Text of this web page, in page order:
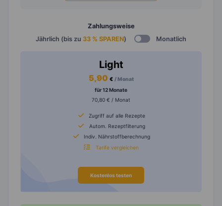
Zahlungsweise
Jährlich (bis zu 33 % SPAREN) Monatlich
Light
5,90 € / Monat
für 12 Monate
70,80 € / Monat
Zugriff auf alle Rezepte
Autom. Rezeptfilterung
Indiv. Nährstoffberechnung
Tarife vergleichen
Kostenlos testen